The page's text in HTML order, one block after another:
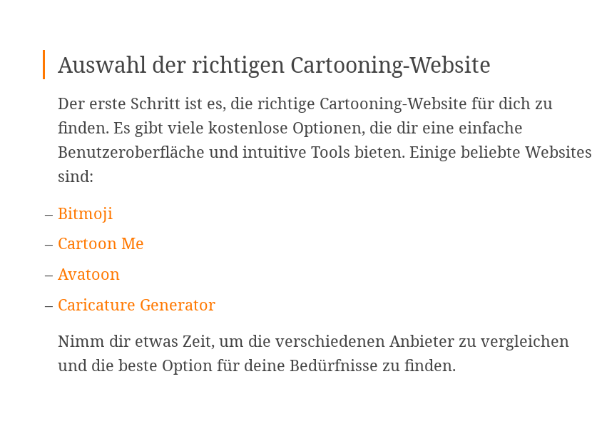
Auswahl der richtigen Cartooning-Website
Der erste Schritt ist es, die richtige Cartooning-Website für dich zu
finden. Es gibt viele kostenlose Optionen, die dir eine einfache
Benutzeroberfläche und intuitive Tools bieten. Einige beliebte Websites
sind:
Bitmoji
Cartoon Me
Avatoon
Caricature Generator
Nimm dir etwas Zeit, um die verschiedenen Anbieter zu vergleichen
und die beste Option für deine Bedürfnisse zu finden.